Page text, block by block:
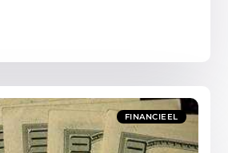
FINANCIEEL